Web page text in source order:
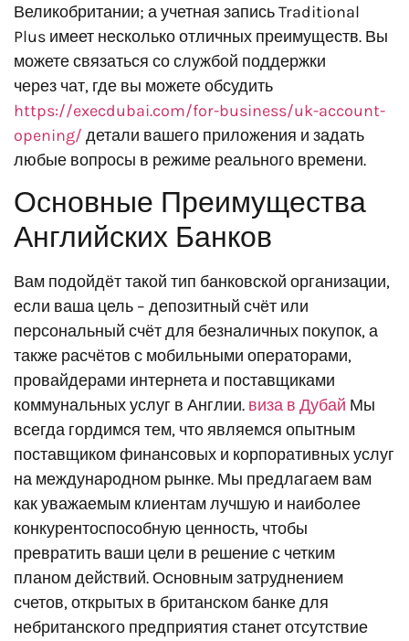
Великобритании; а учетная запись Traditional
Plus имеет несколько отличных преимуществ. Вы
можете связаться со службой поддержки
через чат, где вы можете обсудить
https://execdubai.com/for-business/uk-account-
opening/ детали вашего приложения и задать
любые вопросы в режиме реального времени.
Основные Преимущества
Английских Банков
Вам подойдёт такой тип банковской организации,
если ваша цель – депозитный счёт или
персональный счёт для безналичных покупок, а
также расчётов с мобильными операторами,
провайдерами интернета и поставщиками
коммунальных услуг в Англии. виза в Дубай Мы
всегда гордимся тем, что являемся опытным
поставщиком финансовых и корпоративных услуг
на международном рынке. Мы предлагаем вам
как уважаемым клиентам лучшую и наиболее
конкурентоспособную ценность, чтобы
превратить ваши цели в решение с четким
планом действий. Основным затруднением
счетов, открытых в британском банке для
небританского предприятия станет отсутствие